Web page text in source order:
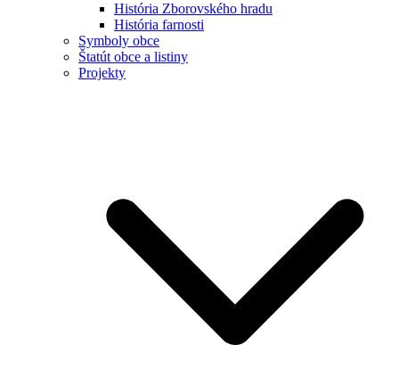
História Zborovského hradu
História farnosti
Symboly obce
Štatút obce a listiny
Projekty